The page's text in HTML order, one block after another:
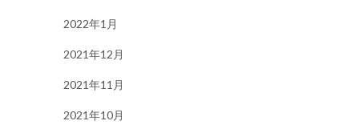
2022年1月
2021年12月
2021年11月
2021年10月